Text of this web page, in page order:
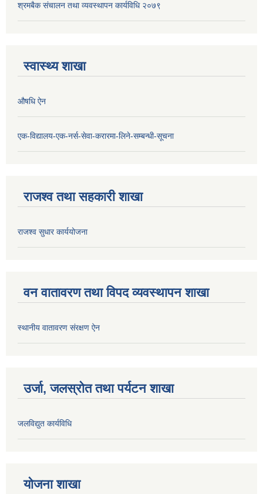
श्रमबैक संचालन तथा व्यवस्थापन कार्यविधि २०७९
स्वास्थ्य शाखा
औषधि ऐन
एक-विद्यालय-एक-नर्स-सेवा-करारमा-लिने-सम्बन्धी-सूचना
राजश्व तथा सहकारी शाखा
राजश्व सुधार कार्ययोजना
वन वातावरण तथा विपद व्यवस्थापन शाखा
स्थानीय वातावरण संरक्षण ऐन
उर्जा, जलस्रोत तथा पर्यटन शाखा
जलविद्युत कार्यविधि
योजना शाखा